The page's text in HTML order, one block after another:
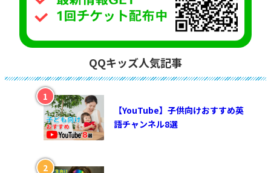
QQキッズ人気記事
【YouTube】子供向けおすすめ英
語チャンネル8選